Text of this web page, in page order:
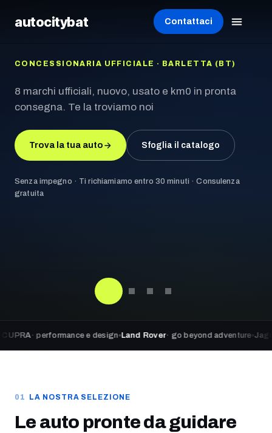
autocitybat Contattaci
CONCESSIONARIA UFFICIALE · BARLETTA (BT)
8 marchi ufficiali, nuovo, usato e km0 in pronta
consegna. Te la troviamo noi
Trova la tua auto Sfoglia il catalogo
Senza impegno · Ti richiamiamo entro 30 minuti · Consulenza
gratuita
e design Land Rover· go beyond adventure Jaguar·
LA NOSTRA SELEZIONE
Le auto pronte da guidare